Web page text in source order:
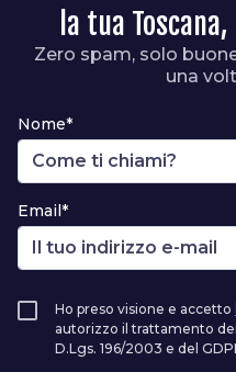
la tua
Zero spam, solo
una
Nome*
Email*
Ho preso visione e accetto
autorizzo il trattamento
D.Lgs. 196/2003 e del